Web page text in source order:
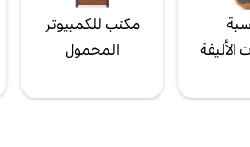
الأليفة
مكتب للكمبيوتر
المحمول